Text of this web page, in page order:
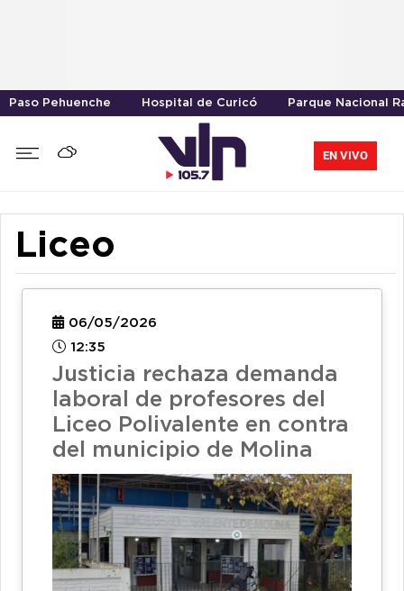
Paso Pehuenche Hospital de Curicó Parque Nacional
EN VIVO
Liceo
06/05/2026
12:35
Justicia rechaza demanda
laboral de profesores del
Liceo Polivalente en contra
del municipio de Molina